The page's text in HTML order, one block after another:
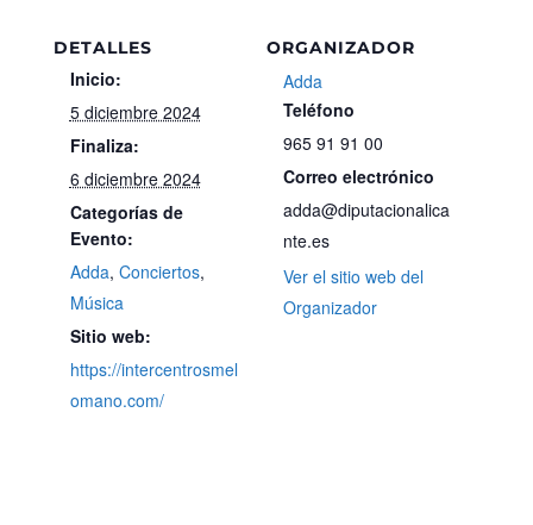
DETALLES
Inicio:
5 diciembre 2024
Finaliza:
6 diciembre 2024
Categorías de
Evento:
Adda, Conciertos,
Música
Sitio web:
https://intercentrosmel
omano.com/
ORGANIZADOR
Adda
Teléfono
965 91 91 00
Correo electrónico
adda@diputacionalica
nte.es
Ver el sitio web del
Organizador